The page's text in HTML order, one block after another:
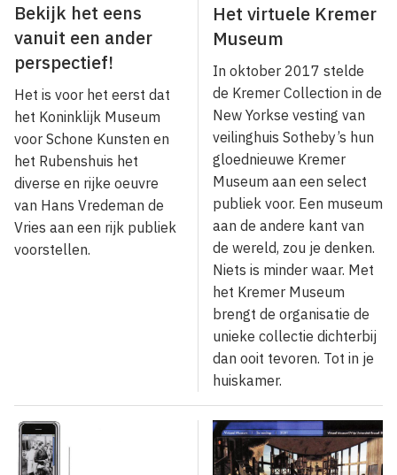
Bekijk het eens
vanuit een ander
perspectief!
Het is voor het eerst dat
het Koninklijk Museum
voor Schone Kunsten en
het Rubenshuis het
diverse en rijke oeuvre
van Hans Vredeman de
Vries aan een rijk publiek
voorstellen.
Het virtuele Kremer
Museum
In oktober 2017 stelde
de Kremer Collection in de
New Yorkse vesting van
veilinghuis Sotheby’s hun
gloednieuwe Kremer
Museum aan een select
publiek voor. Een museum
aan de andere kant van
de wereld, zou je denken.
Niets is minder waar. Met
het Kremer Museum
brengt de organisatie de
unieke collectie dichterbij
dan ooit tevoren. Tot in je
huiskamer.